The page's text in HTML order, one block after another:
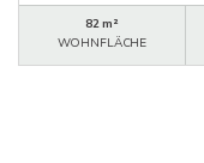
82 m²
WOHNFLÄCHE